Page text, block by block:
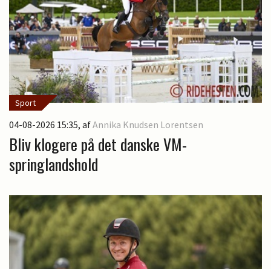
Sport
04-08-2026 15:35, afAnnika Knudsen Lorentsen
Bliv klogere på det danske VM-
springlandshold